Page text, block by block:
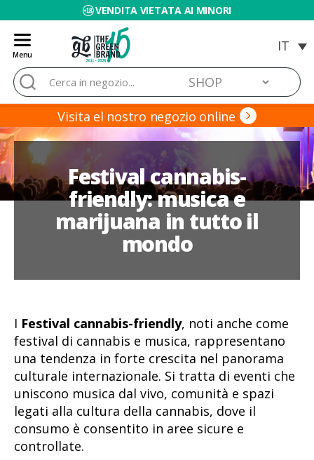
VENDITA VIETATA AI MINORI
Menu
Blog
de
Grow
Barato
Cerca:
Visita el nostro negozio online
Festival cannabis-
friendly: musica e
marijuana in tutto il
mondo
I Festival cannabis-friendly, noti anche come
festival di cannabis e musica, rappresentano
una tendenza in forte crescita nel panorama
culturale internazionale. Si tratta di eventi che
uniscono musica dal vivo, comunità e spazi
legati alla cultura della cannabis, dove il
consumo è consentito in aree sicure e
controllate.